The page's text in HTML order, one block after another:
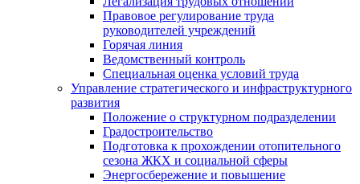
Правовое регулирование труда
руководителей учреждений
Горячая линия
Ведомственный контроль
Специальная оценка условий труда
Управление стратегического и инфраструктурного
развития
Положение о структурном подразделении
Градостроительство
Подготовка к прохождении отопительного
сезона ЖКХ и социальной сферы
Энергосбережение и повышение